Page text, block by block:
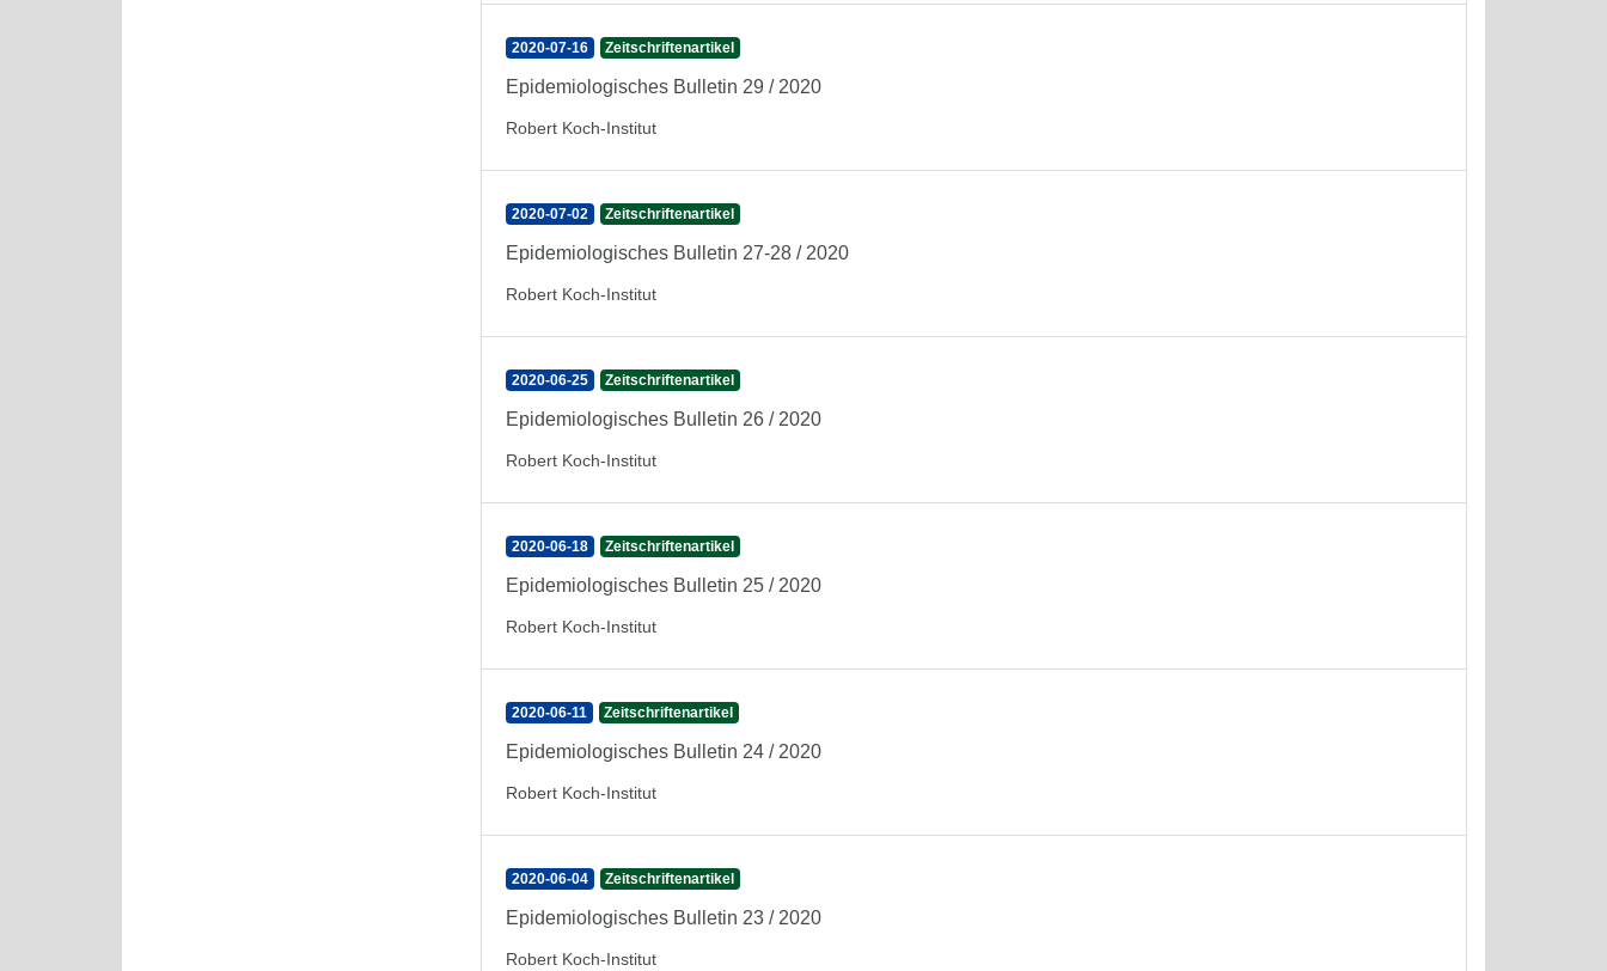
2020-07-16 Zeitschriftenartikel
Epidemiologisches Bulletin 29 / 2020
Robert Koch-Institut
2020-07-02 Zeitschriftenartikel
Epidemiologisches Bulletin 27-28 / 2020
Robert Koch-Institut
2020-06-25 Zeitschriftenartikel
Epidemiologisches Bulletin 26 / 2020
Robert Koch-Institut
2020-06-18 Zeitschriftenartikel
Epidemiologisches Bulletin 25 / 2020
Robert Koch-Institut
2020-06-11 Zeitschriftenartikel
Epidemiologisches Bulletin 24 / 2020
Robert Koch-Institut
2020-06-04 Zeitschriftenartikel
Epidemiologisches Bulletin 23 / 2020
Robert Koch-Institut